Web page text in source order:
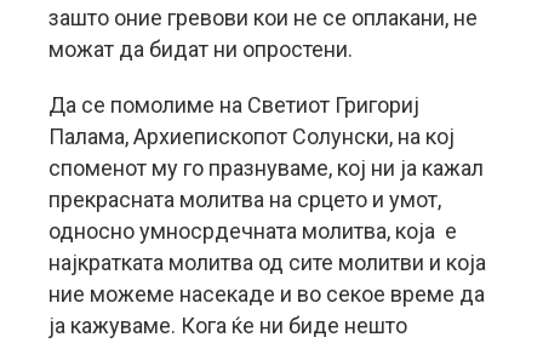
зашто оние гревови кои не се оплакани, не
можат да бидат ни опростени.
Да се помолиме на Светиот Григориј
Палама, Архиепископот Солунски, на кој
споменот му го празнуваме, кој ни ја кажал
прекрасната молитва на срцето и умот,
односно умносрдечната молитва, која е
најкратката молитва од сите молитви и која
ние можеме насекаде и во секое време да
ја кажуваме. Кога ќе ни биде нешто